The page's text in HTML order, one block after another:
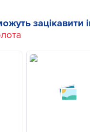
зацікавити